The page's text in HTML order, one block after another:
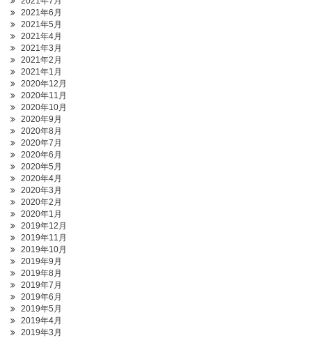
2021年6月
2021年5月
2021年4月
2021年3月
2021年2月
2021年1月
2020年12月
2020年11月
2020年10月
2020年9月
2020年8月
2020年7月
2020年6月
2020年5月
2020年4月
2020年3月
2020年2月
2020年1月
2019年12月
2019年11月
2019年10月
2019年9月
2019年8月
2019年7月
2019年6月
2019年5月
2019年4月
2019年3月